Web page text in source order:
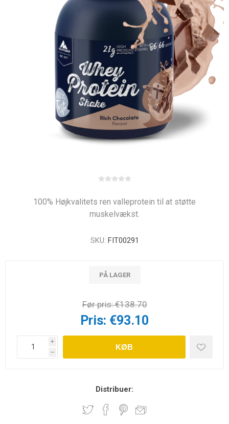
100% Højkvalitets ren valleprotein til at støtte
muskelvækst.
SKU: FIT00291
PÅ LAGER
Før pris:€138.70
Pris: €93.10
i
h
KØB
Distribuer: